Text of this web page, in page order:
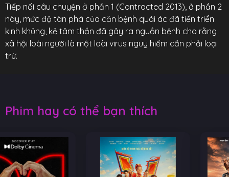
Tiếp nối câu chuyện ở phần 1 (Contracted 2013), ở phần 2
này, mức độ tàn phá của căn bệnh quái ác đã tiến triển
kinh khủng, kẻ tâm thần đã gây ra nguồn bệnh cho rằng
xã hội loài người là một loài virus nguy hiểm cần phải loại
trừ.
Phim hay có thể bạn thích